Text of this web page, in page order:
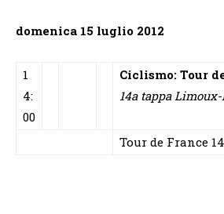
domenica 15 luglio 2012
1
4:
00
Ciclismo: Tour
14a tappa
Tour de France